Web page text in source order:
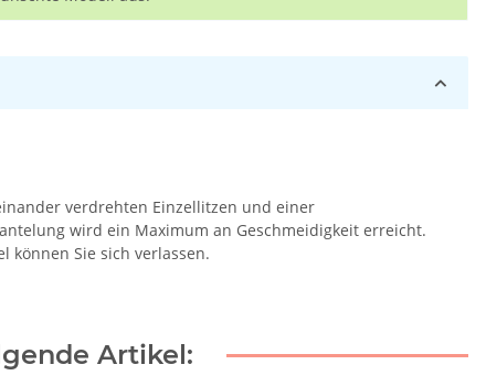
verdrehten Einzellitzen und einer
wird ein Maximum an Geschmeidigkeit erreicht.
können Sie sich verlassen.
Artikel: